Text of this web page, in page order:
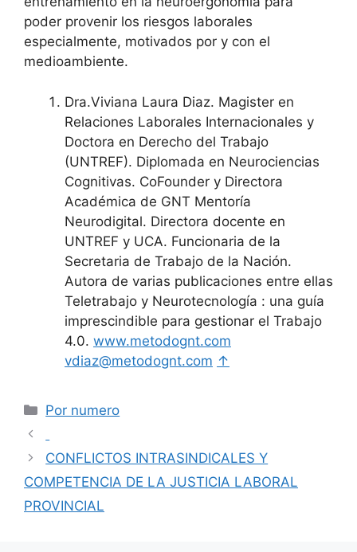
poder provenir los riesgos laborales
especialmente, motivados por y con el
medioambiente.
Dra.Viviana Laura Diaz. Magister en
Relaciones Laborales Internacionales y
Doctora en Derecho del Trabajo
(UNTREF). Diplomada en Neurociencias
Cognitivas. CoFounder y Directora
Académica de GNT Mentoría
Neurodigital. Directora docente en
UNTREF y UCA. Funcionaria de la
Secretaria de Trabajo de la Nación.
Autora de varias publicaciones entre ellas
Teletrabajo y Neurotecnología : una guía
imprescindible para gestionar el Trabajo
4.0. www.metodognt.com
vdiaz@metodognt.com ↑
Categorías
Por numero
CONFLICTOS INTRASINDICALES Y
COMPETENCIA DE LA JUSTICIA LABORAL
PROVINCIAL